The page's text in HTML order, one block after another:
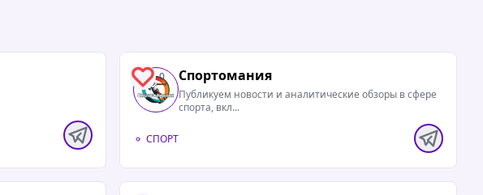
0 Спортомания
Публикуем новости и аналитические обзоры в сфере
спорта, вкл...
СПОРТ